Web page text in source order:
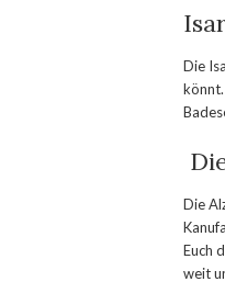
Die
Die
Euch
weit